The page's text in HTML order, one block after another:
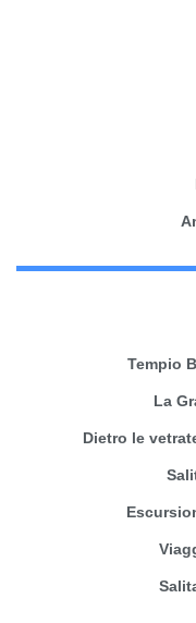
Tempio
La
Dietro le